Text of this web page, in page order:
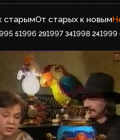
старымОт старых к новым
51996 291997 341998 241999